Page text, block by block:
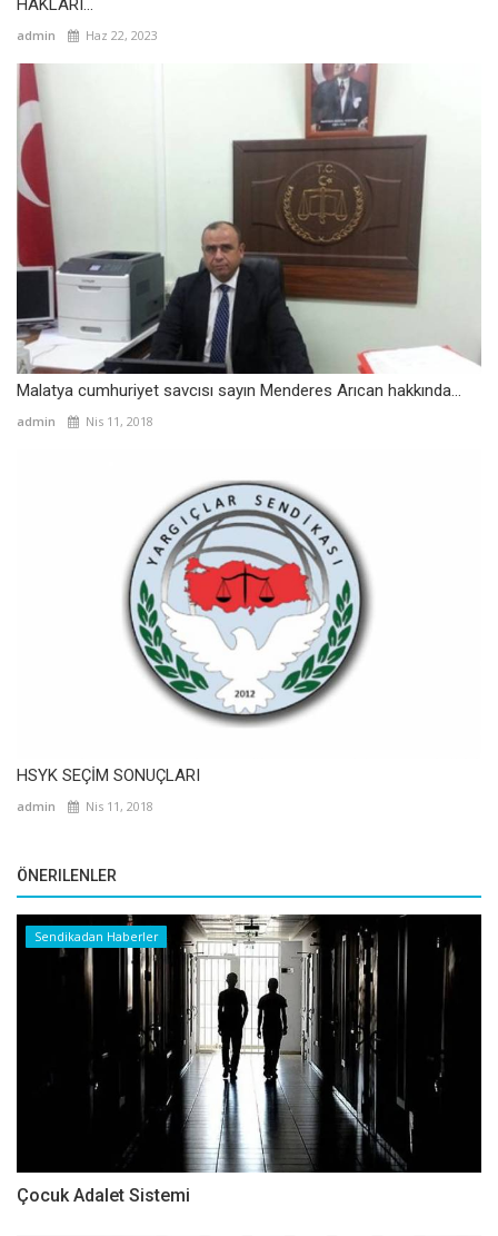
HAKLARI...
admin Haz 22, 2023
Malatya cumhuriyet savcısı sayın Menderes Arıcan hakkında...
admin Nis 11, 2018
HSYK SEÇİM SONUÇLARI
admin Nis 11, 2018
ÖNERILENLER
Sendikadan Haberler
Çocuk Adalet Sistemi